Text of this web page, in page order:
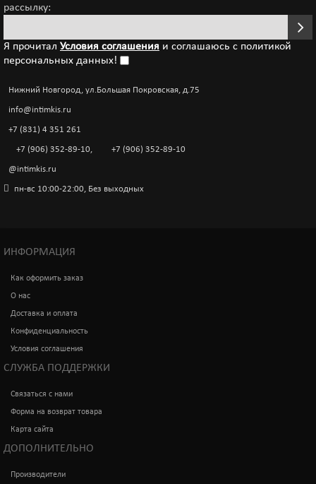
рассылку:
Я прочитал Условия соглашения и соглашаюсь с политикой
персональных данных!
Нижний Новгород, ул.Большая Покровская, д.75
info@intimkis.ru
+7 (831) 4 351 261
+7 (906) 352-89-10 +7 (906) 352-89-10
@intimkis.ru
пн-вс 10:00-22:00, Без выходных
ИНФОРМАЦИЯ
Как оформить заказ
О нас
Доставка и оплата
Конфиденциальность
Условия соглашения
СЛУЖБА ПОДДЕРЖКИ
Связаться с нами
Форма на возврат товара
Карта сайта
ДОПОЛНИТЕЛЬНО
Производители